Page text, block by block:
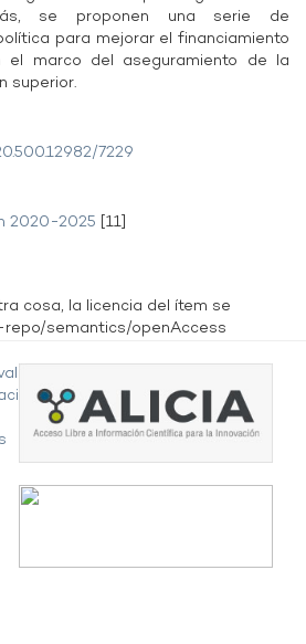
se proponen una serie de
para mejorar el financiamiento
el marco del aseguramiento de la
superior.
7229
2020-2025 [11]
cosa, la licencia del ítem se
semantics/openAccess
de la